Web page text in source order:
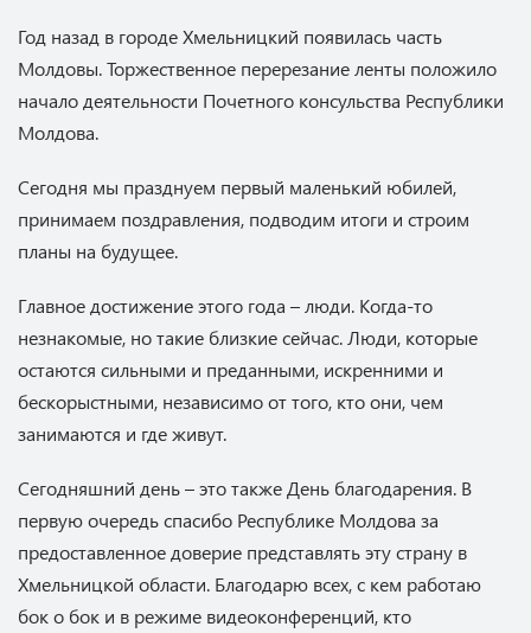
Год назад в городе Хмельницкий появилась часть
Молдовы. Торжественное перерезание ленты положило
начало деятельности Почетного консульства Республики
Молдова.
Сегодня мы празднуем первый маленький юбилей,
принимаем поздравления, подводим итоги и строим
планы на будущее.
Главное достижение этого года – люди. Когда-то
незнакомые, но такие близкие сейчас. Люди, которые
остаются сильными и преданными, искренними и
бескорыстными, независимо от того, кто они, чем
занимаются и где живут.
Сегодняшний день – это также День благодарения. В
первую очередь спасибо Республике Молдова за
предоставленное доверие представлять эту страну в
Хмельницкой области. Благодарю всех, с кем работаю
бок о бок и в режиме видеоконференций, кто